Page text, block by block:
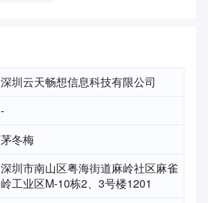
深圳云天畅想信息科技有限公司
-
茅冬梅
深圳市南山区粤海街道麻岭社区麻雀
岭工业区M-10栋2、3号楼1201